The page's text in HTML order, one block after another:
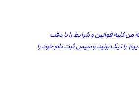
من کلیه قوانین و شرایط را با دقت
را تیک بزنید و سپس ثبت نام خود را